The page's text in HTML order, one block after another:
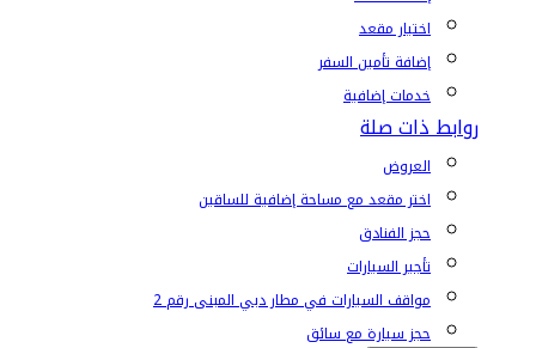
اختيار مقعد
إضافة تأمين السفر
خدمات إضافية
روابط ذات صلة
العروض
اختر مقعد مع مساحة إضافية للساقين
حجز الفنادق
تأجير السيارات
مواقف السيارات في مطار دبي المبنى رقم 2
حجز سيارة مع سائق